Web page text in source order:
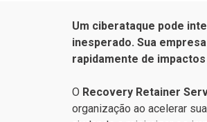
Um ciberataque pode
inesperado. Sua
rapidamente de
O Recovery Retainer
organização ao acelerar